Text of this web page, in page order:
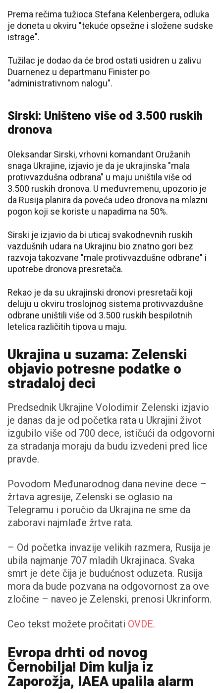
Prema rečima tužioca Stefana Kelenbergera, odluka
je doneta u okviru "tekuće opsežne i složene sudske
istrage".
Tužilac je dodao da će brod ostati usidren u zalivu
Duarnenez u departmanu Finister po
"administrativnom nalogu".
Sirski: Uništeno više od 3.500 ruskih
dronova
Oleksandar Sirski, vrhovni komandant Oružanih
snaga Ukrajine, izjavio je da je ukrajinska "mala
protivvazdušna odbrana" u maju uništila više od
3.500 ruskih dronova. U međuvremenu, upozorio je
da Rusija planira da poveća udeo dronova na mlazni
pogon koji se koriste u napadima na 50%.
Sirski je izjavio da bi uticaj svakodnevnih ruskih
vazdušnih udara na Ukrajinu bio znatno gori bez
razvoja takozvane "male protivvazdušne odbrane" i
upotrebe dronova presretača.
Rekao je da su ukrajinski dronovi presretači koji
deluju u okviru troslojnog sistema protivvazdušne
odbrane uništili više od 3.500 ruskih bespilotnih
letelica različitih tipova u maju.
Ukrajina u suzama: Zelenski
objavio potresne podatke o
stradaloj deci
Predsednik Ukrajine Volodimir Zelenski izjavio
je danas da je od početka rata u Ukrajini život
izgubilo više od 700 dece, ističući da odgovorni
za stradanja moraju da budu izvedeni pred lice
pravde.
Povodom Međunarodnog dana nevine dece –
žrtava agresije, Zelenski se oglasio na
Telegramu i poručio da Ukrajina ne sme da
zaboravi najmlađe žrtve rata.
– Od početka invazije velikih razmera, Rusija je
ubila najmanje 707 mladih Ukrajinaca. Svaka
smrt je dete čija je budućnost oduzeta. Rusija
mora da bude pozvana na odgovornost za ove
zločine – naveo je Zelenski, prenosi Ukrinform.
Ceo tekst možete pročitati OVDE.
Evropa drhti od novog
Černobilja! Dim kulja iz
Zaporožja, IAEA upalila alarm